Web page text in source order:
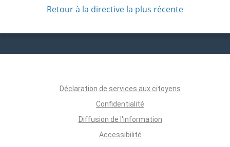
Retour à la directive la plus récente
Déclaration de services aux citoyens
Confidentialité
Diffusion de l'information
Accessibilité